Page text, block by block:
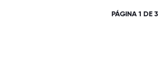
PÁGINA 1 DE 3